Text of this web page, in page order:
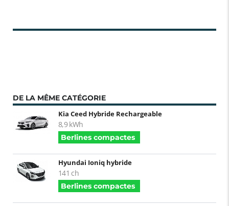
DE LA MÊME CATÉGORIE
Kia Ceed Hybride Rechargeable
8,9 kWh
Berlines compactes
Hyundai Ioniq hybride
141 ch
Berlines compactes